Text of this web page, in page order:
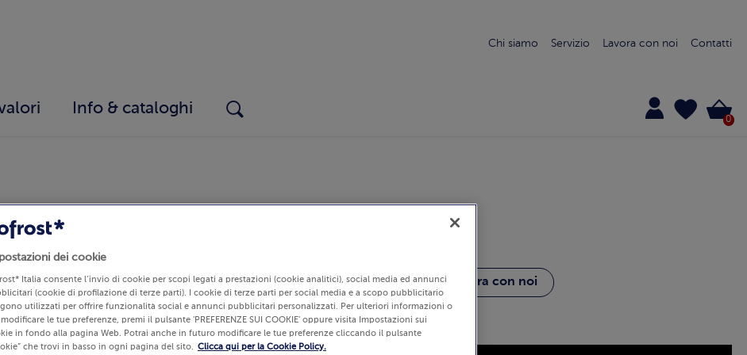
Chi siamo Servizio Lavora con noi Contatti
Info & cataloghi
0
chiamata Chiedi informazioni sugli ingredienti e i prodotti Lavora con noi
dei cookie
Italia consente l’invio di cookie per scopi legati a prestazioni (cookie analitici), social media ed annunci
(cookie di profilazione di terze parti). I cookie di terze parti per social media e a scopo pubblicitario
utilizzati per offrire funzionalità social e annunci pubblicitari personalizzati. Per ulteriori informazioni o
le tue preferenze, premi il pulsante 'PREFERENZE SUI COOKIE' oppure visita Impostazioni sui
in fondo alla pagina Web. Potrai anche in futuro modificare le tue preferenze cliccando il pulsante
che trovi in basso in ogni pagina del sito. Clicca qui per la Cookie Policy.